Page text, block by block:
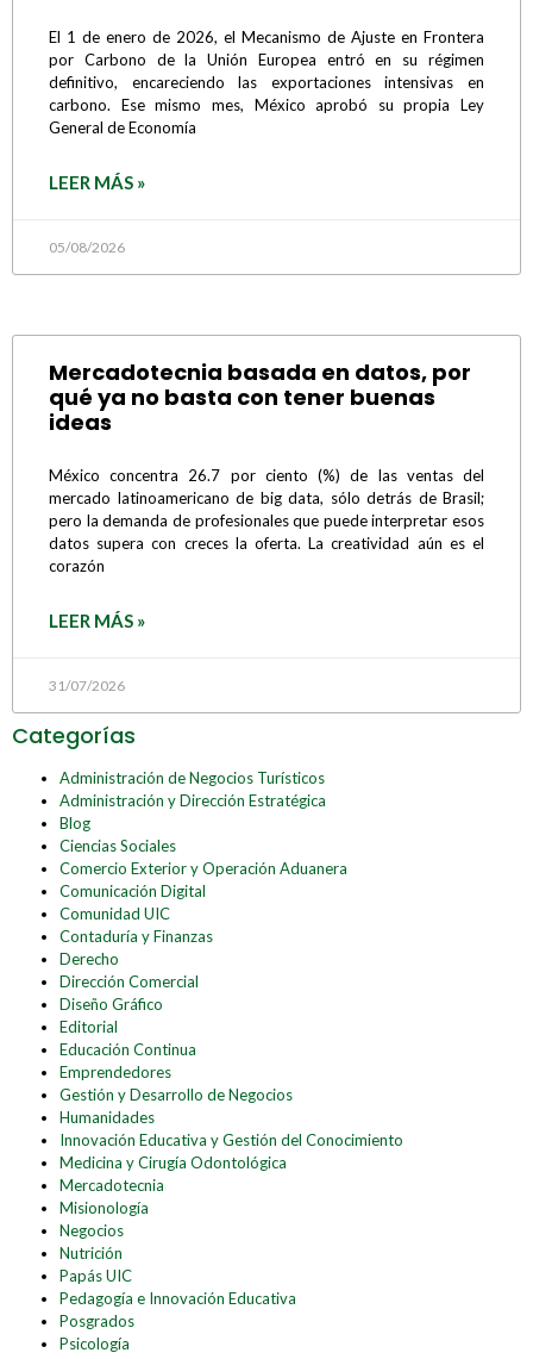
El 1 de enero de 2026, el Mecanismo de Ajuste en Frontera
por Carbono de la Unión Europea entró en su régimen
definitivo, encareciendo las exportaciones intensivas en
carbono. Ese mismo mes, México aprobó su propia Ley
General de Economía
LEER MÁS »
05/08/2026
Mercadotecnia basada en datos, por
qué ya no basta con tener buenas
ideas
México concentra 26.7 por ciento (%) de las ventas del
mercado latinoamericano de big data, sólo detrás de Brasil;
pero la demanda de profesionales que puede interpretar esos
datos supera con creces la oferta. La creatividad aún es el
corazón
LEER MÁS »
31/07/2026
Categorías
Administración de Negocios Turísticos
Administración y Dirección Estratégica
Blog
Ciencias Sociales
Comercio Exterior y Operación Aduanera
Comunicación Digital
Comunidad UIC
Contaduría y Finanzas
Derecho
Dirección Comercial
Diseño Gráfico
Editorial
Educación Continua
Emprendedores
Gestión y Desarrollo de Negocios
Humanidades
Innovación Educativa y Gestión del Conocimiento
Medicina y Cirugía Odontológica
Mercadotecnia
Misionología
Negocios
Nutrición
Papás UIC
Pedagogía e Innovación Educativa
Posgrados
Psicología